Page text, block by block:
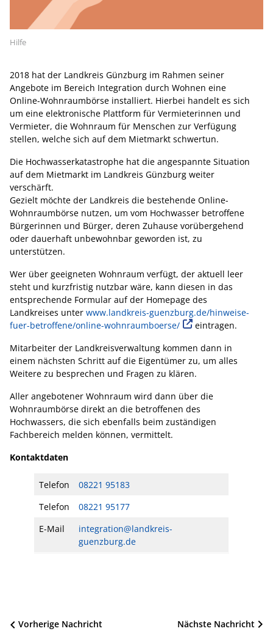
2018 hat der Landkreis Günzburg im Rahmen seiner
Angebote im Bereich Integration durch Wohnen eine
Online-Wohnraumbörse installiert. Hierbei handelt es sich
um eine elektronische Plattform für Vermieterinnen und
Vermieter, die Wohnraum für Menschen zur Verfügung
stellen, welche sich auf dem Mietmarkt schwertun.
Die Hochwasserkatastrophe hat die angespannte Situation
auf dem Mietmarkt im Landkreis Günzburg weiter
verschärft.
Gezielt möchte der Landkreis die bestehende Online-
Wohnraumbörse nutzen, um vom Hochwasser betroffene
Bürgerinnen und Bürger, deren Zuhause vorübergehend
oder dauerhaft unbewohnbar geworden ist, zu
unterstützen.
Wer über geeigneten Wohnraum verfügt, der aktuell leer
steht und kurzfristig nutzbar wäre, kann diesen in das
entsprechende Formular auf der Homepage des
Landkreises unter www.landkreis-guenzburg.de/hinweise-
fuer-betroffene/online-wohnraumboerse/
eintragen.
Mitarbeiter der Landkreisverwaltung kommen dann in
einem nächsten Schritt auf die Eigentümer zu, um alles
Weitere zu besprechen und Fragen zu klären.
Aller angebotener Wohnraum wird dann über die
Wohnraumbörse direkt an die betroffenen des
Hochwassers, die sich ebenfalls beim zuständigen
Fachbereich melden können, vermittelt.
Kontaktdaten
Telefon
08221 95183
Telefon
08221 95177
E-Mail
integration@landkreis-
guenzburg.de
Hilfe
Beitragsnavigation Nächste Nachricht
Vorherige Nachricht